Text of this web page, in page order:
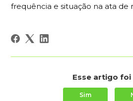
frequência e situação na ata de
Esse artigo foi
Sim